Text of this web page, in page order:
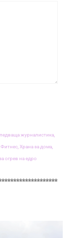
журналистика,
Фитнес, Храна за дома,
огрев на едро